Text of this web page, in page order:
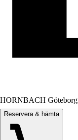
HORNBACH Göteborg
Reservera & hämta